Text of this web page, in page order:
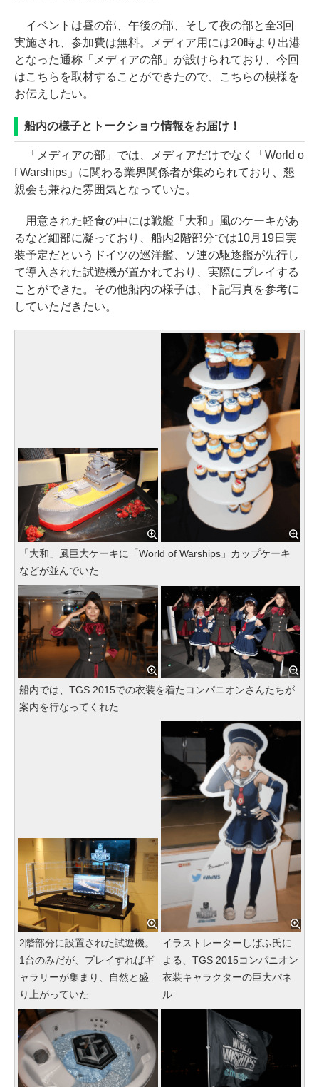
イベントは昼の部、午後の部、そして夜の部と全3回
実施され、参加費は無料。メディア用には20時より出港
となった通称「メディアの部」が設けられており、今回
はこちらを取材することができたので、こちらの模様を
お伝えしたい。
船内の様子とトークショウ情報をお届け！
「メディアの部」では、メディアだけでなく「World o
f Warships」に関わる業界関係者が集められており、懇
親会も兼ねた雰囲気となっていた。
用意された軽食の中には戦艦「大和」風のケーキがあ
るなど細部に凝っており、船内2階部分では10月19日実
装予定だというドイツの巡洋艦、ソ連の駆逐艦が先行し
て導入された試遊機が置かれており、実際にプレイする
ことができた。その他船内の様子は、下記写真を参考に
していただきたい。
「大和」風巨大ケーキに「World of Warships」カップケーキ
などが並んでいた
船内では、TGS 2015での衣装を着たコンパニオンさんたちが
案内を行なってくれた
2階部分に設置された試遊機。
1台のみだが、プレイすればギ
ャラリーが集まり、自然と盛
り上がっていた
イラストレーターしばふ氏に
よる、TGS 2015コンパニオン
衣装キャラクターの巨大パネ
ル